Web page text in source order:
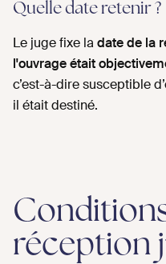
Quelle date retenir ?
Le juge fixe la date de la
l'ouvrage était
c’est-à-dire susceptible
il était destiné.
réception